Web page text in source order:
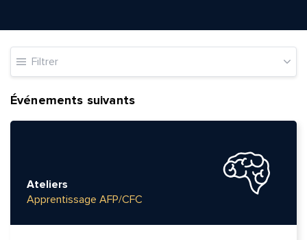
Filtrer
Événements suivants
Ateliers
Apprentissage AFP/CFC